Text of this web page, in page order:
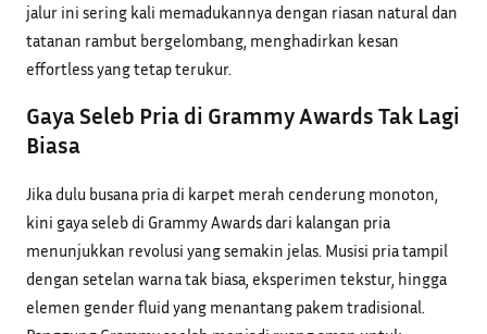
jalur ini sering kali memadukannya dengan riasan natural dan
tatanan rambut bergelombang, menghadirkan kesan
effortless yang tetap terukur.
Gaya Seleb Pria di Grammy Awards Tak Lagi
Biasa
Jika dulu busana pria di karpet merah cenderung monoton,
kini gaya seleb di Grammy Awards dari kalangan pria
menunjukkan revolusi yang semakin jelas. Musisi pria tampil
dengan setelan warna tak biasa, eksperimen tekstur, hingga
elemen gender fluid yang menantang pakem tradisional.